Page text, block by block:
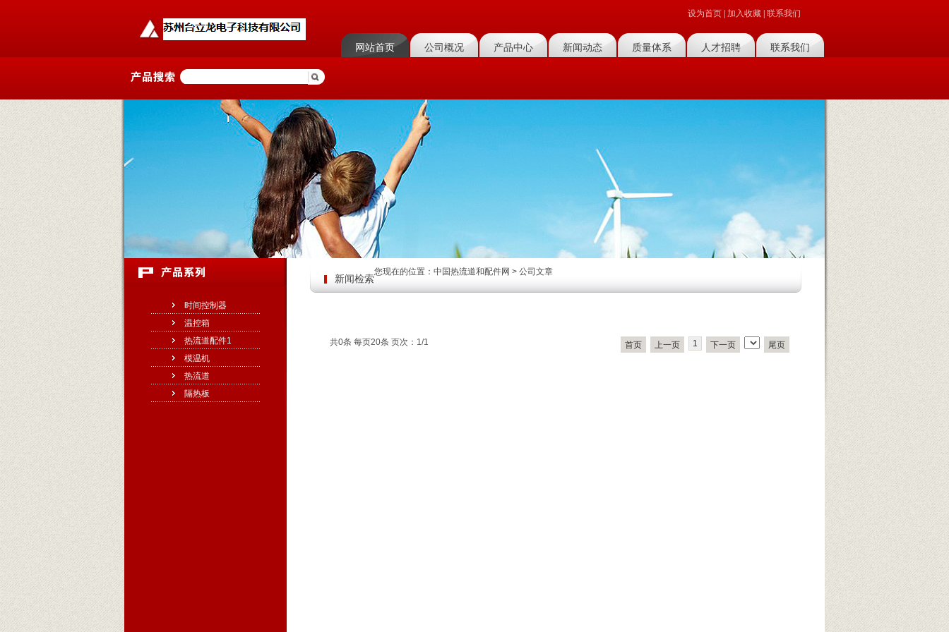
设为首页 加入收藏 联系我们
网站首页 公司概况 产品中心 新闻动态 质量体系 人才招聘 联系我们
时间控制器
温控箱
热流道配件1
模温机
热流道
隔热板
新闻检索
您现在的位置： 中国热流道和配件网 > 公司文章
共0条 每页20条 页次：1/1 首页 上一页 1 下一页 尾页